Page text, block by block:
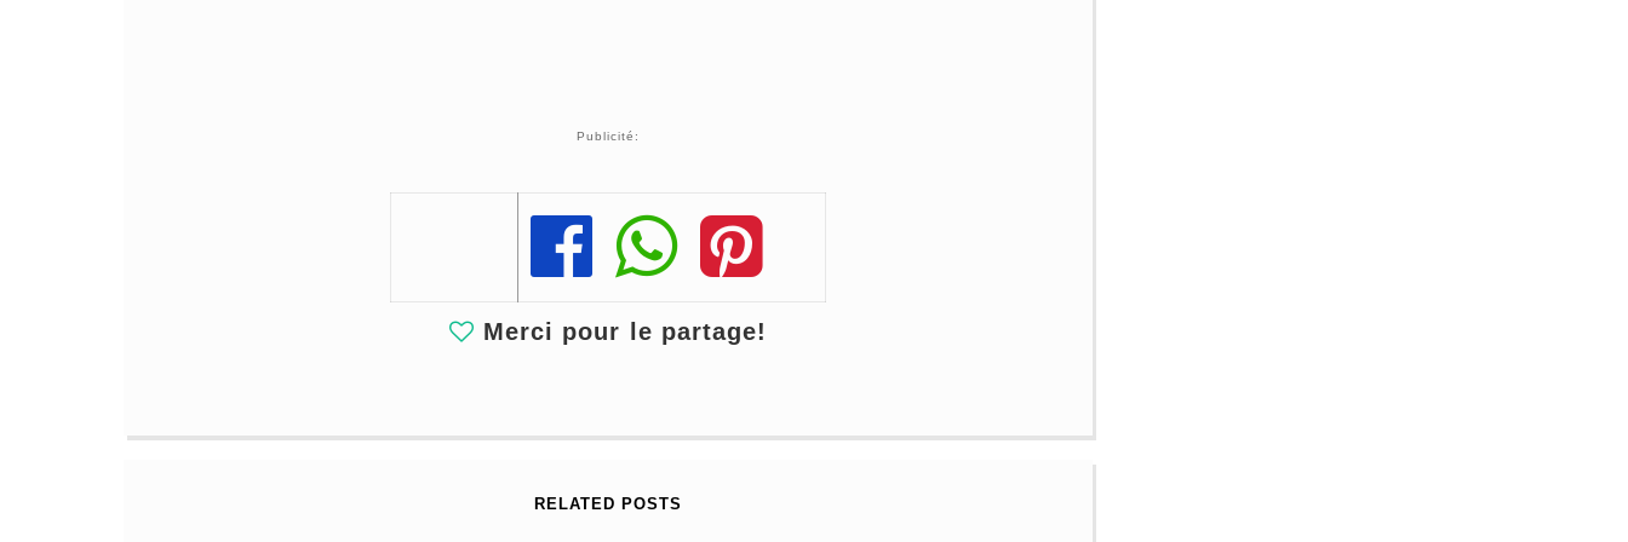
Publicité:
Share
Share
Share
Merci pour le partage!
RELATED POSTS